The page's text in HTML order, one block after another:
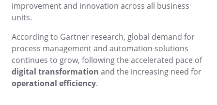
Automobile
Biens de Consommation
Éducation
Énergie et Services Publics
Pharmaceutique et Sciences de la Vie
Secteur Public
Services Financiers
PDM
Portfolio
Protocol
ISO 10015
AS9100
improvement and innovation across all business
units.
According to Gartner research, global demand for
process management and automation solutions
continues to grow, following the accelerated pace of
digital transformation and the increasing need for
operational efficiency.